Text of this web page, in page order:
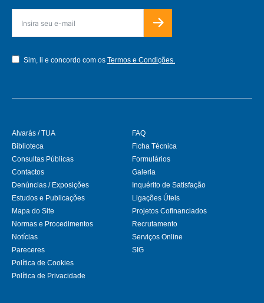
Sim, li e concordo com os Termos e Condições.
Alvarás / TUA
Biblioteca
Consultas Públicas
Contactos
Denúncias / Exposições
Estudos e Publicações
FAQ
Ficha Técnica
Formulários
Galeria
Inquérito de Satisfação
Ligações Úteis
Mapa do Site
Normas e Procedimentos
Notícias
Pareceres
Política de Cookies
Política de Privacidade
Projetos Cofinanciados
Recrutamento
Serviços Online
SIG